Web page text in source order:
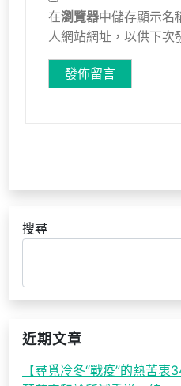
在瀏覽器中儲存顯示名
人網站網址，以供下次
搜尋
近期文章
【尋覓冷冬“戰疫”的熱苦